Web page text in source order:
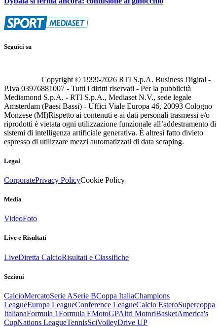
Seguici su
Copyright © 1999-2026 RTI S.p.A. Business Digital -
P.Iva 03976881007 - Tutti i diritti riservati - Per la pubblicità
Mediamond S.p.A. - RTI S.p.A., Mediaset N.V., sede legale
Amsterdam (Paesi Bassi) - Uffici Viale Europa 46, 20093 Cologno
Monzese (MI)Rispetto ai contenuti e ai dati personali trasmessi e/o
riprodotti è vietata ogni utilizzazione funzionale all’addestramento di
sistemi di intelligenza artificiale generativa. È altresì fatto divieto
espresso di utilizzare mezzi automatizzati di data scraping.
Legal
CorporatePrivacy PolicyCookie Policy
Media
VideoFoto
Live e Risultati
LiveDiretta CalcioRisultati e Classifiche
Sezioni
CalcioMercatoSerie ASerie BCoppa ItaliaChampions
LeagueEuropa LeagueConference LeagueCalcio EsteroSupercoppa
ItalianaFormula 1Formula EMotoGPAltri MotoriBasketAmerica's
CupNations LeagueTennisSciVolleyDrive UP